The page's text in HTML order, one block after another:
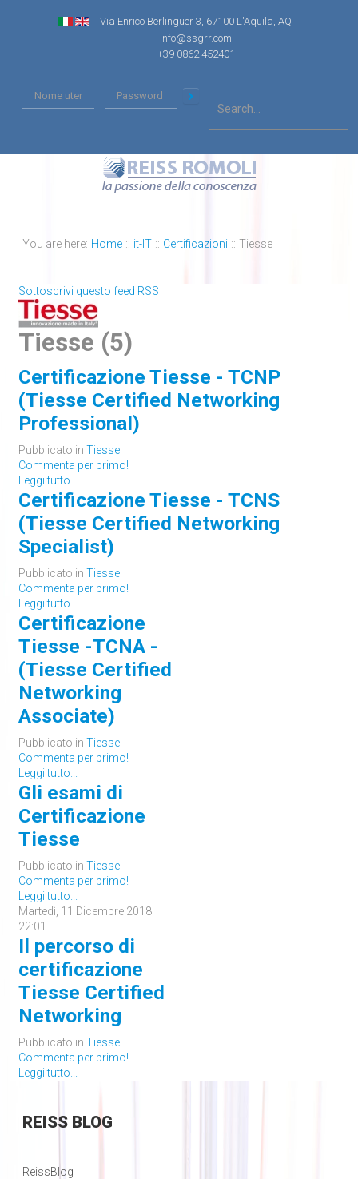
Via Enrico Berlinguer 3, 67100 L'Aquila, AQ
info@ssgrr.com
+39 0862 452401
You are here: Home :: it-IT :: Certificazioni :: Tiesse
Sottoscrivi questo feed RSS
Tiesse (5)
Certificazione Tiesse - TCNP
(Tiesse Certified Networking
Professional)
Pubblicato in Tiesse
Commenta per primo!
Leggi tutto...
Certificazione Tiesse - TCNS
(Tiesse Certified Networking
Specialist)
Pubblicato in Tiesse
Commenta per primo!
Leggi tutto...
Certificazione
Tiesse -TCNA -
(Tiesse Certified
Networking
Associate)
Pubblicato in Tiesse
Commenta per primo!
Leggi tutto...
Gli esami di
Certificazione
Tiesse
Pubblicato in Tiesse
Commenta per primo!
Leggi tutto...
Martedì, 11 Dicembre 2018
22:01
Il percorso di
certificazione
Tiesse Certified
Networking
Pubblicato in Tiesse
Commenta per primo!
Leggi tutto...
REISSBLOG
ReissBlog